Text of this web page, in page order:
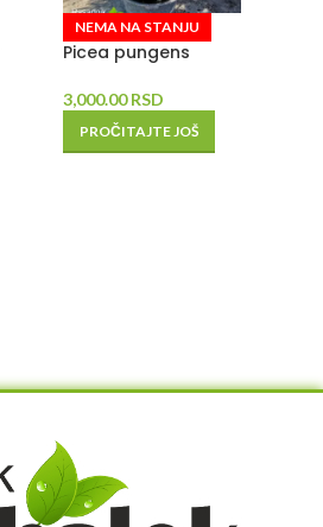
NEMA NA STANJU
Picea pungens
3,000.00RSD
PROČITAJTE JOŠ